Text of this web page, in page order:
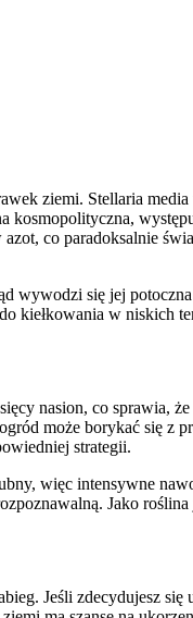
ziemi. Stellaria
kosmopolityczna,
co paradoksalnie
wywodzi się jej
kiełkowania w niskich
nasion, co sprawia,
może borykać się z
strategii.
więc intensywne
Jako
Jeśli zdecydujesz się